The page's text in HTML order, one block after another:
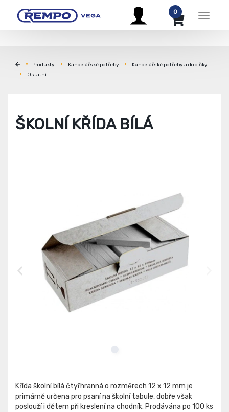
Menu
0
Produkty Kancelářské potřeby
Kancelářské potřeby a doplňky
Ostatní
ŠKOLNÍ KŘÍDA BÍLÁ
Křída školní bílá čtyřhranná o rozměrech 12 x 12 mm je
primárně určena pro psaní na školní tabule, dobře však
poslouží i dětem při kreslení na chodník. Prodávána po 100 ks